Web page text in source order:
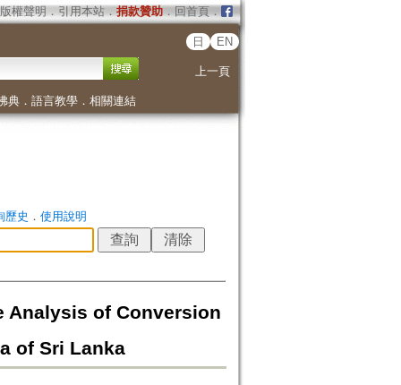
版權聲明 ． 引用本站． 捐款贊助．回首頁．
日 EN
上一頁
典． 語言教學． 相關連結
歷史 ． 使用說明
Analysis of Conversion
of Sri Lanka